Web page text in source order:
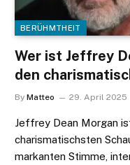
BERÜHMTHEIT
Wer ist Jeffrey
den
By Matteo 29. April 2025
Jeffrey Dean Morgan
charismatischsten
markanten Stimme,